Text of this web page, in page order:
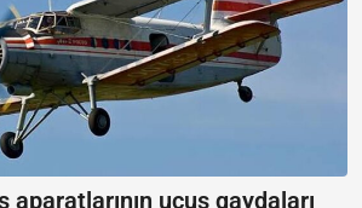
aparatlarının uçuş qaydaları